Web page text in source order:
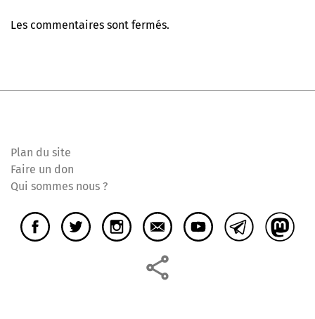
Les commentaires sont fermés.
Plan du site
Faire un don
Qui sommes nous ?